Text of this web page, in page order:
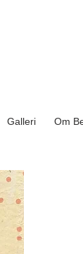
Galleri Om